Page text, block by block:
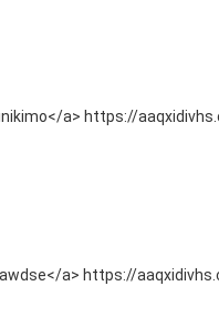
a> https://
a> https://